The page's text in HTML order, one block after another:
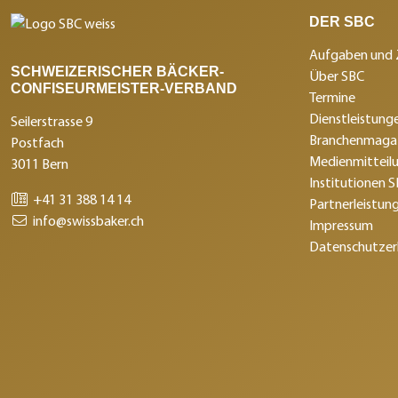
SCHWEIZERISCHER BÄCKER-
CONFISEURMEISTER-VERBAND
Seilerstrasse 9
Postfach
3011 Bern
+41 31 388 14 14
info@swissbaker.ch
DER SBC
Aufgaben und
Über SBC
Termine
Institutionen
Impressum